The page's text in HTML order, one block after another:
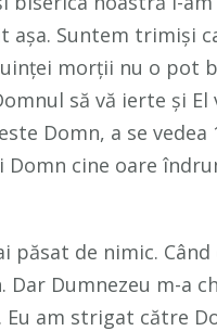
Suntem trimiși
morții nu o pot
să vă ierte și
Domn, a se vedea
cine oare
păsat de nimic.
Dumnezeu m-a
am strigat către